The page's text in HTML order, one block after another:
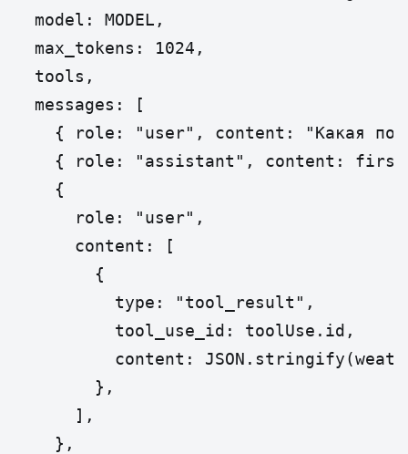
  model: MODEL,
  max_tokens: 1024,
  tools,
  messages: [
{ role: "user", content: "Какая
{ role: "assistant", content:
    {
      role: "user",
      content: [
        {
          type: "tool_result",
          tool_use_id: toolUse.id,
content:
        },
      ],
    },